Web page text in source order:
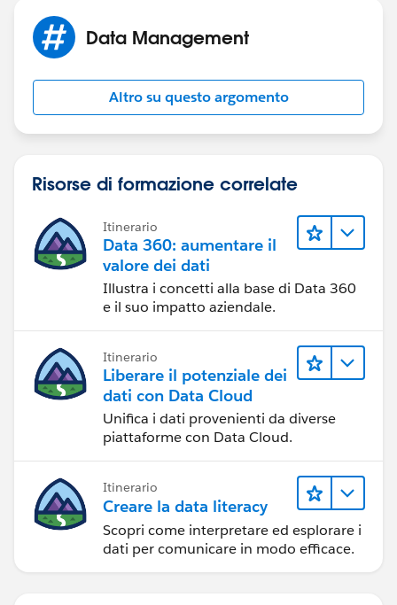
Data Management
Altro su questo argomento
Risorse di formazione correlate
Itinerario
Data 360: aumentare il
valore dei dati
Illustra i concetti alla base di Data 360
e il suo impatto aziendale.
Itinerario
Liberare il potenziale dei
dati con Data Cloud
Unifica i dati provenienti da diverse
piattaforme con Data Cloud.
Itinerario
Creare la data literacy
Scopri come interpretare ed esplorare i
dati per comunicare in modo efficace.